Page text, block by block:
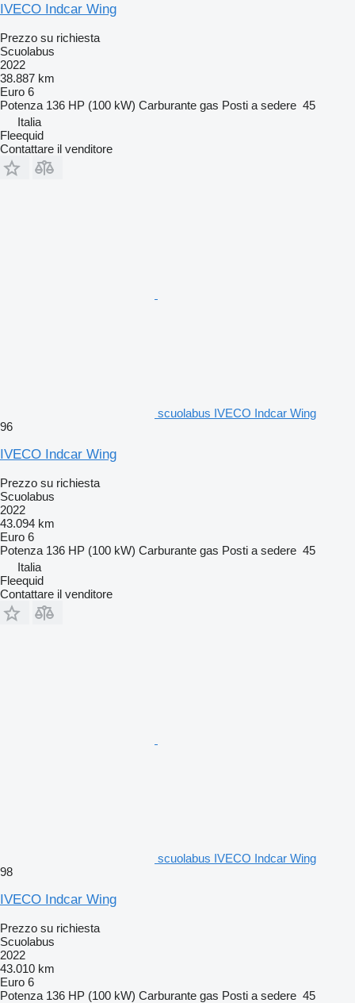
IVECO Indcar Wing
Prezzo su richiesta
Scuolabus
2022
38.887 km
Euro 6
Potenza 136 HP (100 kW) Carburante gas Posti a sedere 45
Italia
Fleequid
Contattare il venditore
scuolabus IVECO Indcar Wing
96
IVECO Indcar Wing
Prezzo su richiesta
Scuolabus
2022
43.094 km
Euro 6
Potenza 136 HP (100 kW) Carburante gas Posti a sedere 45
Italia
Fleequid
Contattare il venditore
scuolabus IVECO Indcar Wing
98
IVECO Indcar Wing
Prezzo su richiesta
Scuolabus
2022
43.010 km
Euro 6
Potenza 136 HP (100 kW) Carburante gas Posti a sedere 45